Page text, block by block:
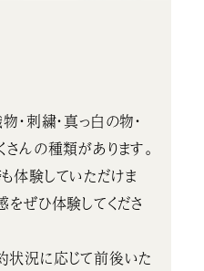
・刺繍・真っ白の物・
んの種類があります。
体験していただけま
ぜひ体験してくださ
況に応じて前後いた